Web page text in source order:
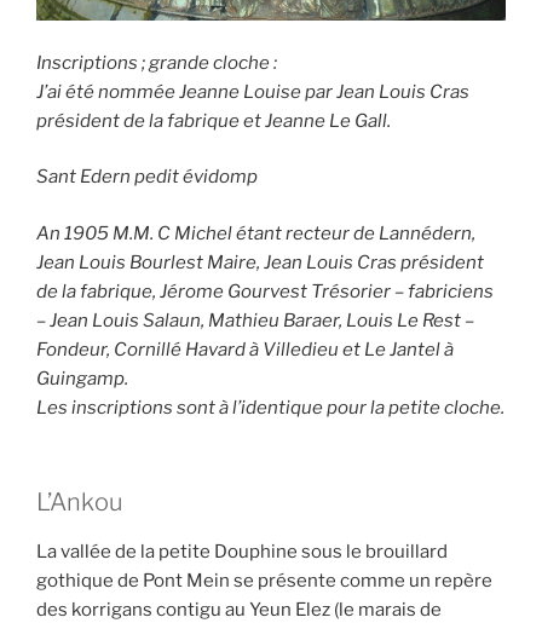
Inscriptions ; grande cloche :
J’ai été nommée Jeanne Louise par Jean Louis Cras
président de la fabrique et Jeanne Le Gall.
Sant Edern pedit évidomp
An 1905 M.M. C Michel étant recteur de Lannédern,
Jean Louis Bourlest Maire, Jean Louis Cras président
de la fabrique, Jérome Gourvest Trésorier – fabriciens
– Jean Louis Salaun, Mathieu Baraer, Louis Le Rest –
Fondeur, Cornillé Havard à Villedieu et Le Jantel à
Guingamp.
Les inscriptions sont à l’identique pour la petite cloche.
L’Ankou
La vallée de la petite Douphine sous le brouillard
gothique de Pont Mein se présente comme un repère
des korrigans contigu au Yeun Elez (le marais de